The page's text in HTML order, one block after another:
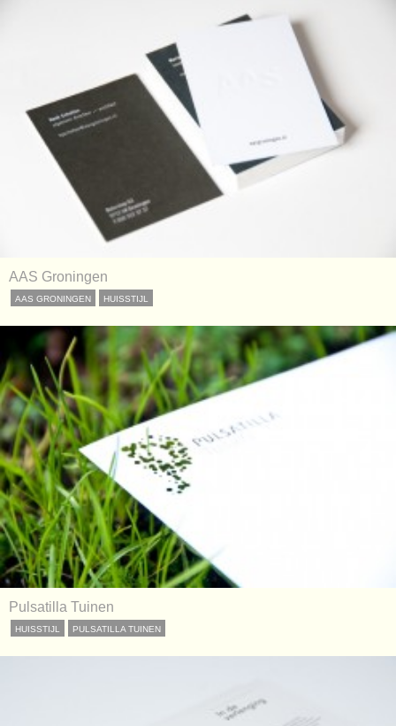
AAS Groningen
AAS GRONINGEN HUISSTIJL
Pulsatilla Tuinen
HUISSTIJL PULSATILLA TUINEN